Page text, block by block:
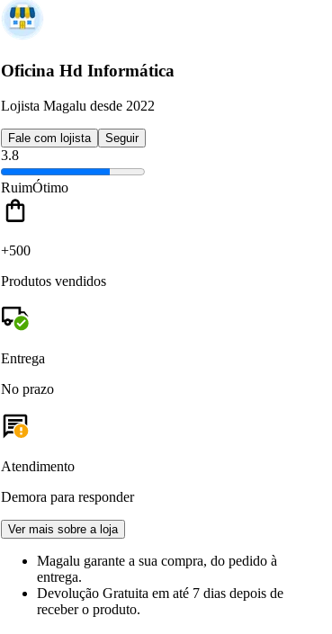
Oficina Hd Informática
Lojista Magalu desde 2022
Fale com lojista Seguir
3.8
RuimÓtimo
+500
Produtos vendidos
Entrega
No prazo
Atendimento
Demora para responder
Ver mais sobre a loja
Magalu garante a sua compra, do pedido à
entrega.
Devolução Gratuita em até 7 dias depois de
receber o produto.